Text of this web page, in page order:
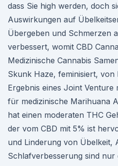
dass Sie high werden, doch
Auswirkungen auf
Übergeben und Schmerzen
verbessert, womit CBD
Medizinische Cannabis
Skunk Haze, feminisiert, von
Ergebnis eines Joint Venture
für medizinische Marihuana
hat einen moderaten THC
der vom CBD mit 5% ist
und Linderung von Übelkeit,
Schlafverbesserung sind nur